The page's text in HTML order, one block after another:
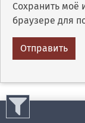
Сохранить моё
браузере для